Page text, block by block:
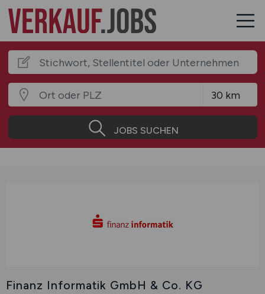
JOBS SUCHEN
Finanz Informatik GmbH & Co. KG